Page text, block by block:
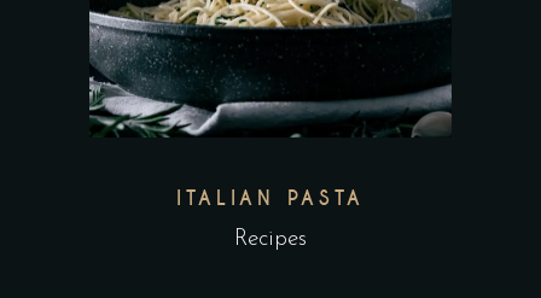
ITALIAN PASTA
Recipes